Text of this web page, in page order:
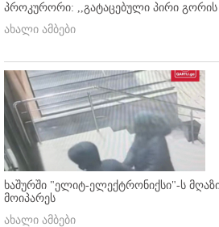
პროკურორი: ,,გატაცებული პირი გორის
ახალი ამბები
ხაშურში "ელიტ-ელექტრონიქსი"-ს
მოიპარეს
ახალი ამბები